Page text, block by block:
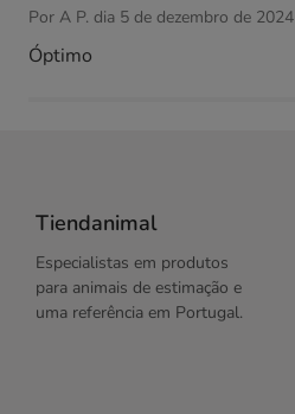
Por A P. dia 5 de dezembro de 2024
Óptimo
Tiendanimal
Especialistas em produtos
para animais de estimação e
uma referência em Portugal.